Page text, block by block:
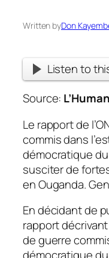
Written byDon
Listen to
Source:
Le rapport de
commis dans
démocratique
susciter de
en Ouganda.
En décidant de
rapport
de guerre